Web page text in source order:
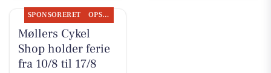
SPONSORERET OPSLAGSTAVLEN
Møllers Cykel
Shop holder ferie
fra 10/8 til 17/8